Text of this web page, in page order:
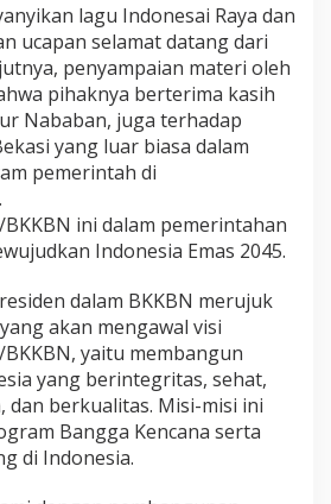
g
g
a
K
e
n
c
a
a
lagu Indonesai Raya dan
ucapan selamat datang dari
penyampaian materi oleh
pihaknya berterima kasih
Nababan, juga terhadap
yang luar biasa dalam
pemerintah di
ini dalam pemerintahan
Indonesia Emas 2045.
dalam BKKBN merujuk
akan mengawal visi
yaitu membangun
yang berintegritas, sehat,
dan berkualitas. Misi-misi ini
Bangga Kencana serta
di Indonesia.